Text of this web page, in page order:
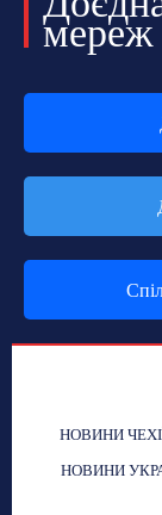
мереж
НОВИНИ
НОВИНИ